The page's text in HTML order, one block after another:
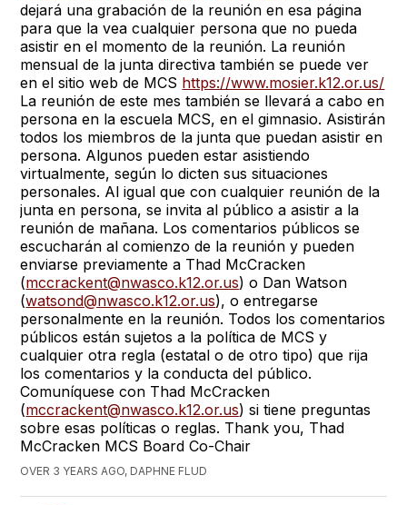
dejará una grabación de la reunión en esa página
para que la vea cualquier persona que no pueda
asistir en el momento de la reunión. La reunión
mensual de la junta directiva también se puede ver
en el sitio web de MCS https://www.mosier.k12.or.us/
La reunión de este mes también se llevará a cabo en
persona en la escuela MCS, en el gimnasio. Asistirán
todos los miembros de la junta que puedan asistir en
persona. Algunos pueden estar asistiendo
virtualmente, según lo dicten sus situaciones
personales. Al igual que con cualquier reunión de la
junta en persona, se invita al público a asistir a la
reunión de mañana. Los comentarios públicos se
escucharán al comienzo de la reunión y pueden
enviarse previamente a Thad McCracken
(mccrackent@nwasco.k12.or.us) o Dan Watson
(watsond@nwasco.k12.or.us), o entregarse
personalmente en la reunión. Todos los comentarios
públicos están sujetos a la política de MCS y
cualquier otra regla (estatal o de otro tipo) que rija
los comentarios y la conducta del público.
Comuníquese con Thad McCracken
(mccrackent@nwasco.k12.or.us) si tiene preguntas
sobre esas políticas o reglas. Thank you, Thad
McCracken MCS Board Co-Chair
OVER 3 YEARS AGO, DAPHNE FLUD